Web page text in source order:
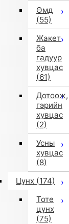
Өмд
(55)
Жакет
ба
гадуур
хувцас
(61)
Дотоож,
гэрийн
хувцас
(2)
Усны
хувцас
(8)
Цүнх (174)
Тоте
цүнх
(75)